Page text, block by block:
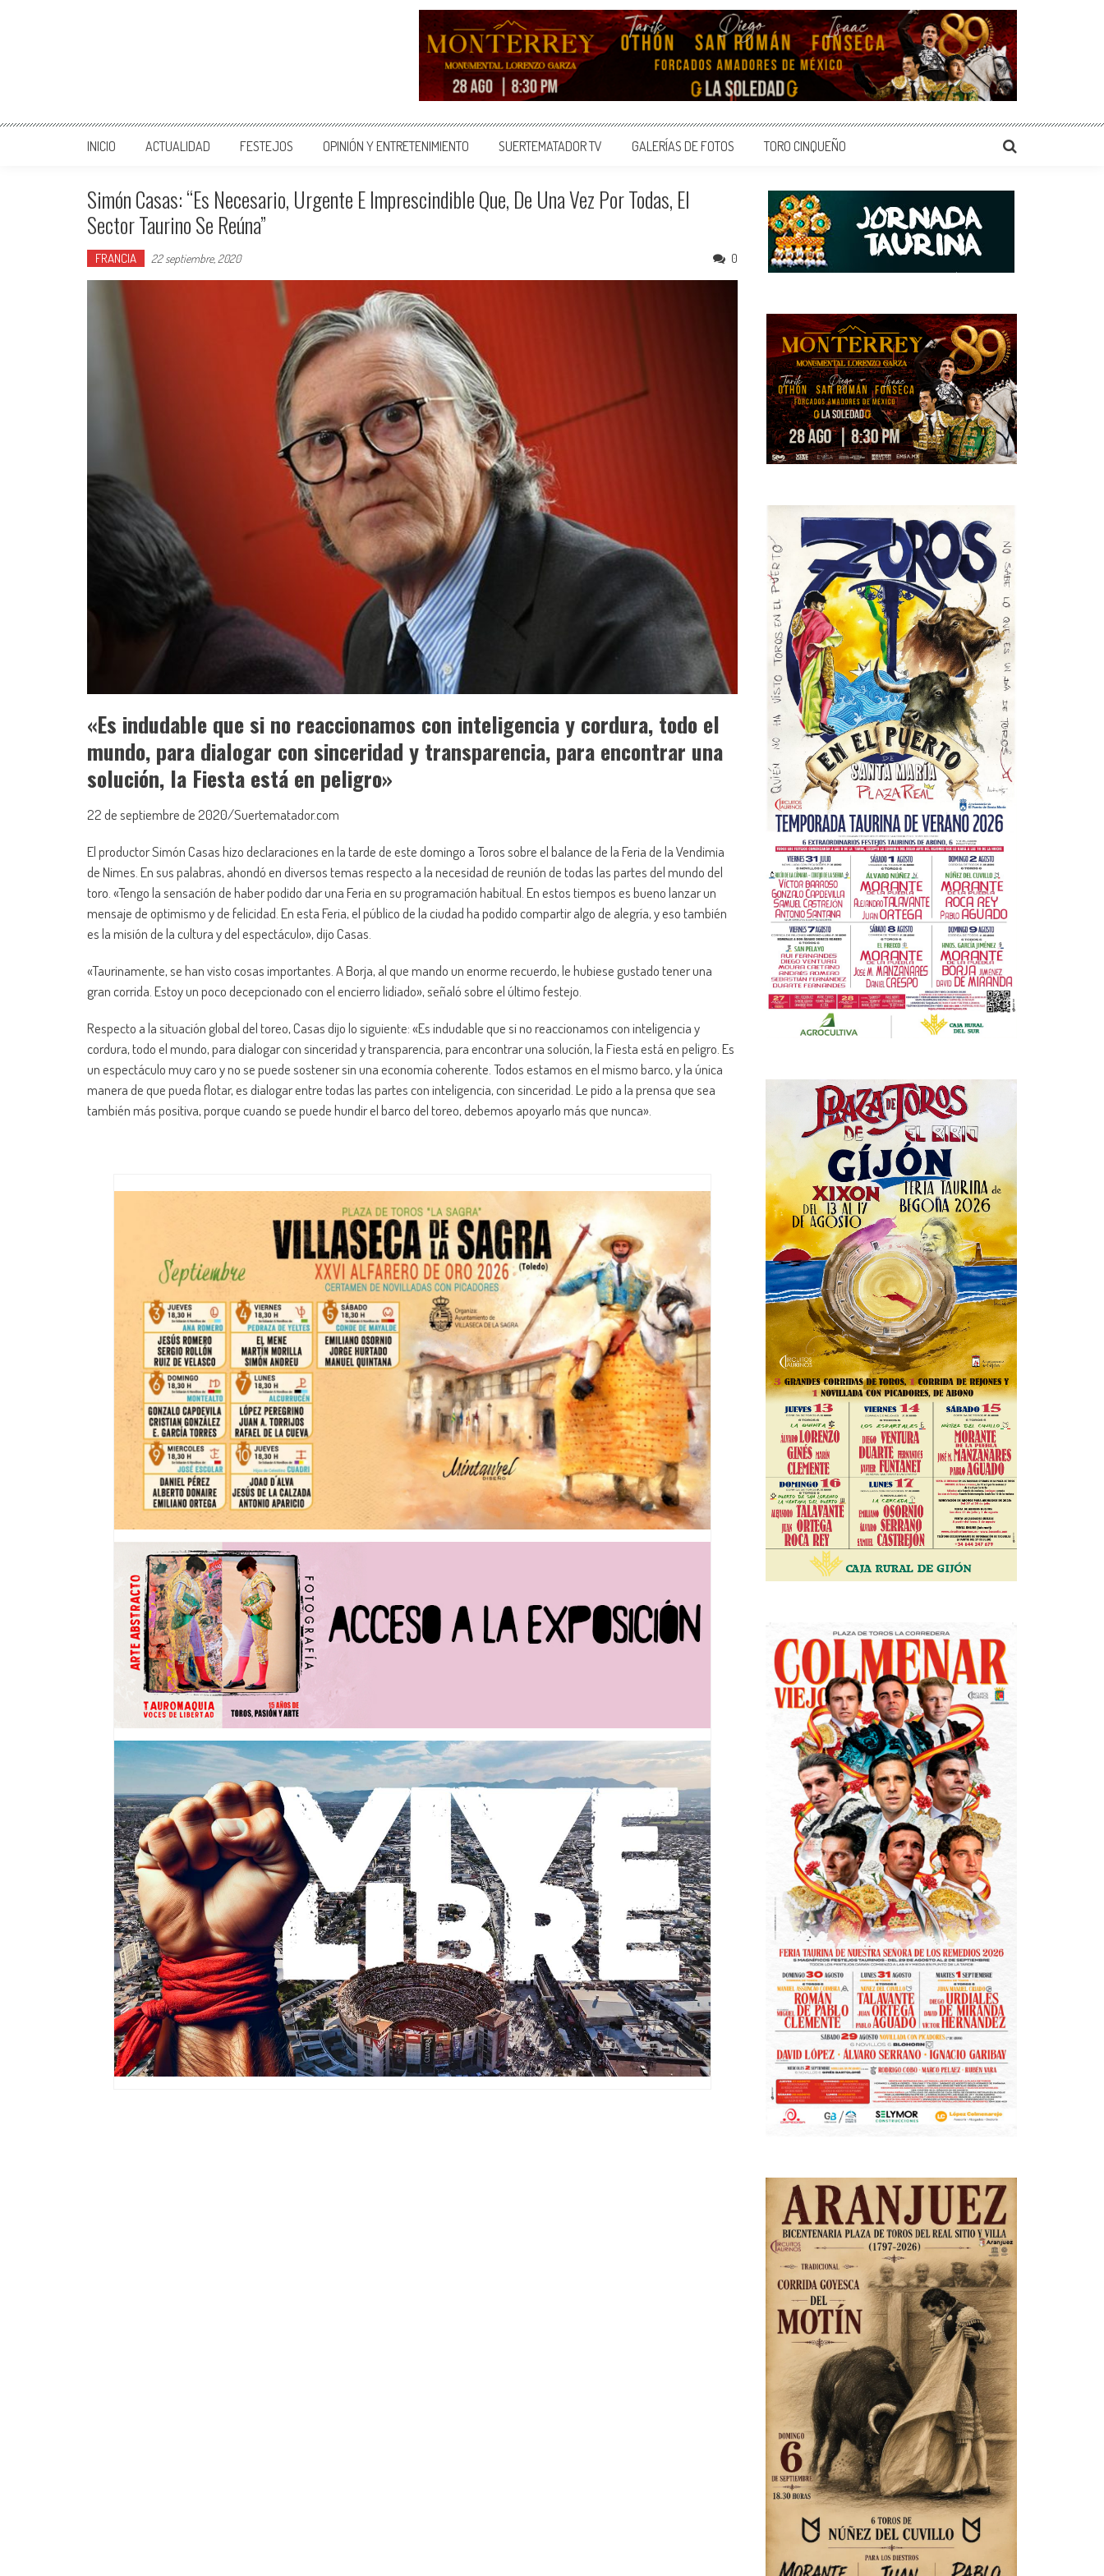
INICIO ACTUALIDAD FESTEJOS OPINIÓN Y ENTRETENIMIENTO SUERTEMATADOR TV GALERÍAS DE FOTOS TORO CINQUEÑO
Simón Casas: “Es Necesario, Urgente E Imprescindible Que, De Una Vez Por Todas, El
Sector Taurino Se Reúna”
FRANCIA 22 septiembre, 2020 0
«Es indudable que si no reaccionamos con inteligencia y cordura, todo el
mundo, para dialogar con sinceridad y transparencia, para encontrar una
solución, la Fiesta está en peligro»
22 de septiembre de 2020/Suertematador.com
El productor Simón Casas hizo declaraciones en la tarde de este domingo a Toros sobre el balance de la Feria de la Vendimia
de Nimes. En sus palabras, ahondó en diversos temas respecto a la necesidad de reunión de todas las partes del mundo del
toro. «Tengo la sensación de haber podido dar una Feria en su programación habitual. En estos tiempos es bueno lanzar un
mensaje de optimismo y de felicidad. En esta Feria, el público de la ciudad ha podido compartir algo de alegría, y eso también
es la misión de la cultura y del espectáculo», dijo Casas.
«Taurinamente, se han visto cosas importantes. A Borja, al que mando un enorme recuerdo, le hubiese gustado tener una
gran corrida. Estoy un poco decepcionado con el encierro lidiado», señaló sobre el último festejo.
Respecto a la situación global del toreo, Casas dijo lo siguiente: «Es indudable que si no reaccionamos con inteligencia y
cordura, todo el mundo, para dialogar con sinceridad y transparencia, para encontrar una solución, la Fiesta está en peligro. Es
un espectáculo muy caro y no se puede sostener sin una economía coherente. Todos estamos en el mismo barco, y la única
manera de que pueda flotar, es dialogar entre todas las partes con inteligencia, con sinceridad. Le pido a la prensa que sea
también más positiva, porque cuando se puede hundir el barco del toreo, debemos apoyarlo más que nunca».